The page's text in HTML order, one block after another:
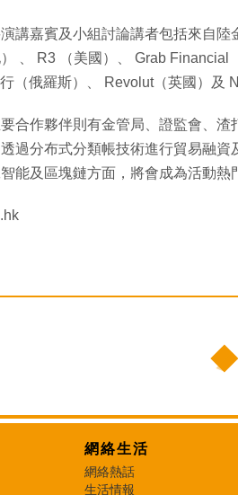
講嘉賓及小組討論講者包括來自
、 R3 （美國）、 Grab
（俄羅斯）、 Revolut（英國）及
合作夥伴則有金管局、證監會、
過分布式分類帳技術進行貿易融
能及區塊鏈方面，將會成為活動熱
網絡生活
網絡熱話
生活情報